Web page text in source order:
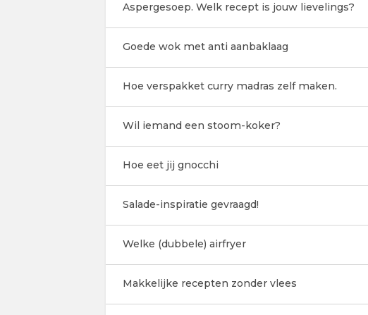
Aspergesoep. Welk recept is jouw lievelings?
Goede wok met anti aanbaklaag
Hoe verspakket curry madras zelf maken.
Wil iemand een stoom-koker?
Hoe eet jij gnocchi
Salade-inspiratie gevraagd!
Welke (dubbele) airfryer
Makkelijke recepten zonder vlees